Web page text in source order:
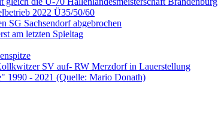
2022 Ü35/50/60
SG Sachsendorf abgebrochen
am letzten Spieltag
SV auf- RW Merzdorf in Lauerstellung
1990 - 2021 (Quelle: Mario Donath)